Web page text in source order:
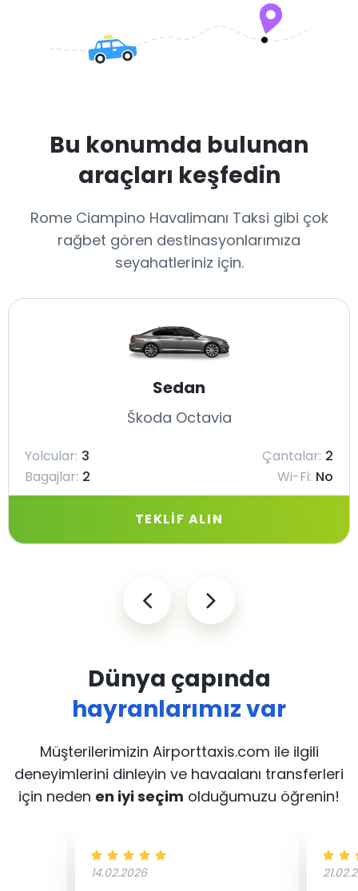
Bu konumda bulunan
araçları keşfedin
Rome Ciampino Havalimanı Taksi gibi çok
rağbet gören destinasyonlarımıza
seyahatleriniz için.
Sedan
Škoda Octavia
Yolcular: 3 Çantalar: 2
Bagajlar: 2 Wi-Fi: No
TEKLIF ALIN
Dünya çapında
hayranlarımız var
Müşterilerimizin Airporttaxis.com ile ilgili
deneyimlerini dinleyin ve havaalanı transferleri
için neden en iyi seçim olduğumuzu öğrenin!
14.02.2026